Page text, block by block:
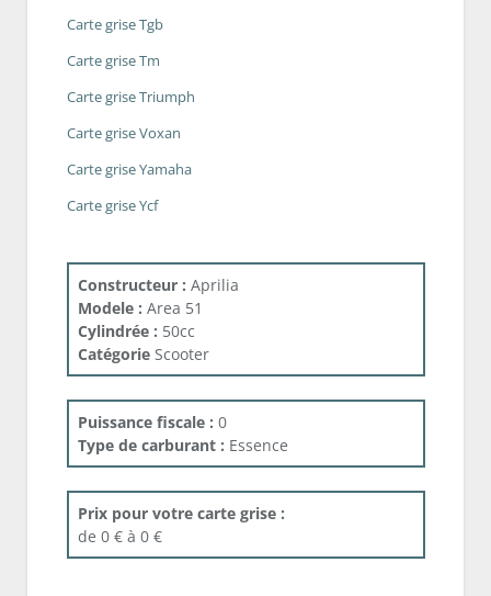
Carte grise Tgb
Carte grise Tm
Carte grise Triumph
Carte grise Voxan
Carte grise Yamaha
Carte grise Ycf
Constructeur : Aprilia
Modele : Area 51
Cylindrée : 50cc
Catégorie Scooter
Puissance fiscale : 0
Type de carburant : Essence
Prix pour votre carte grise :
de 0 € à 0 €